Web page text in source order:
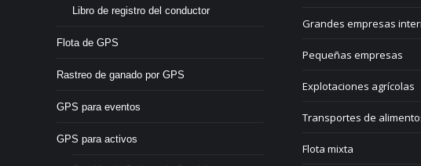
Libro de registro del conductor
Flota de GPS
Rastreo de ganado por GPS
GPS para eventos
GPS para activos
Grandes empresas
Pequeñas empresas
Explotaciones agrícolas
Transportes de
Flota mixta